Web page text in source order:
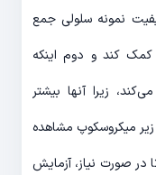
نمونه سلولی جمع
کند و دوم اینکه
زیرا آنها بیشتر
میکروسکوپ مشاهده
صورت نیاز، آزمایش